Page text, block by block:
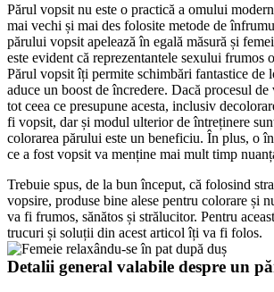
Părul vopsit nu este o practică a omului
mai vechi și mai des folosite metode de
părului vopsit apelează în egală măsură și
este evident că reprezentantele sexului frumos
Părul vopsit îți permite schimbări fantastice de
aduce un boost de încredere. Dacă procesul
tot ceea ce presupune acesta, inclusiv
fi vopsit, dar și modul ulterior de întreținere
colorarea părului este un beneficiu. În plus, o
ce a fost vopsit va menține mai mult timp
Trebuie spus, de la bun început, că folosind
vopsire, produse bine alese pentru colorare și
va fi frumos, sănătos și strălucitor. Pentru
trucuri și soluții din acest articol îți va fi folos.
Detalii general valabile despre un